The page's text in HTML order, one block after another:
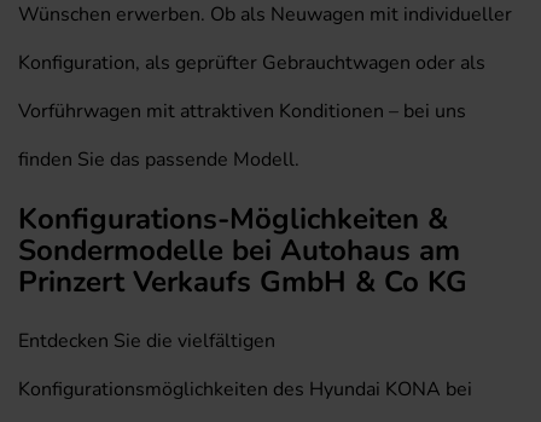
Wünschen erwerben. Ob als Neuwagen mit individueller
Konfiguration, als geprüfter Gebrauchtwagen oder als
Vorführwagen mit attraktiven Konditionen – bei uns
finden Sie das passende Modell.
Konfigurations-Möglichkeiten &
Sondermodelle bei Autohaus am
Prinzert Verkaufs GmbH & Co KG
Entdecken Sie die vielfältigen
Konfigurationsmöglichkeiten des Hyundai KONA bei